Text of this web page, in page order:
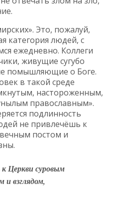
Это, пожалуй,
категория людей, с
ежедневно. Коллеги
живущие сугубо
помышляющие о Боге.
в такой среде
настороженным,
православным».
подлинность
не привлечёшь к
постом и
Церкви суровым
и взглядом,